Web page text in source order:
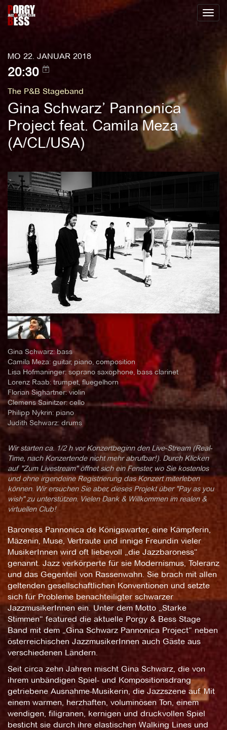
Toggle
MO 22. JANUAR 2018
20:30
The P&B Stageband
Gina Schwarz’ Pannonica
Project feat. Camila Meza
(A/CL/USA)
Gina Schwarz: bass
Camila Meza: guitar, piano, composition
Lisa Hofmaninger: soprano saxophone, bass clarinet
Lorenz Raab: trumpet, fluegelhorn
Florian Sighartner: violin
Clemens Sainitzer: cello
Philipp Nykrin: piano
Judith Schwarz: drums
Wir starten ca. 1/2 h vor Konzertbeginn den Live-Stream (Real-
Time, nach Konzertende nicht mehr abrufbar!). Durch Klicken
auf "Zum Livestream" öffnet sich ein Fenster, wo Sie kostenlos
und ohne irgendeine Registrierung das Konzert miterleben
können. Wir ersuchen Sie aber, dieses Projekt über "Pay as you
wish" zu unterstützen. Vielen Dank & Willkommen im realen &
virtuellen Club!
Baroness Pannonica de Königswarter, eine Kämpferin,
Mäzenin, Muse, Vertraute und innige Freundin vieler
MusikerInnen wird oft liebevoll „die Jazzbaroness“
genannt. Jazz verkörperte für sie Modernismus, Toleranz
und das Gegenteil von Rassenwahn. Sie brach mit allen
geltenden gesellschaftlichen Konventionen und setzte
sich für Probleme benachteiligter schwarzer
JazzmusikerInnen ein. Unter dem Motto „Starke
Stimmen“ featured die aktuelle Porgy & Bess Stage
Band mit dem „Gina Schwarz Pannonica Project“ neben
österreichischen JazzmusikerInnen auch Gäste aus
verschiedenen Ländern.
Seit circa zehn Jahren mischt Gina Schwarz, die von
ihrem unbändigen Spiel- und Kompositionsdrang
getriebene Ausnahme-Musikerin, die Jazzszene auf. Mit
einem warmen, herzhaften, voluminösen Ton, einem
wendigen, filigranen, kernigen und druckvollen Spiel
besticht sie durch ihre elastischen Walking Lines und